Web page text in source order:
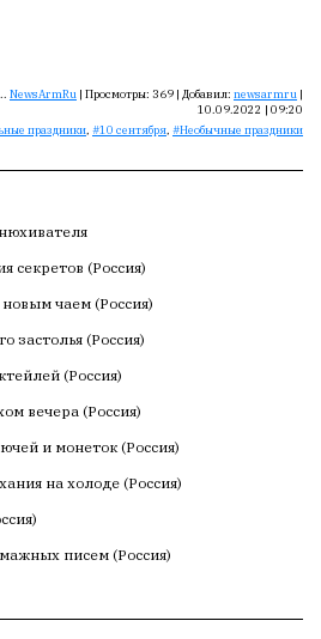
NewsArmRu | Просмотры: 369 | Добавил: newsarmru |
10.09.2022 | 09:20
праздники, 10 сентября, Необычные праздники
секретов (Россия)
чаем (Россия)
застолья (Россия)
(Россия)
вечера (Россия)
и монеток (Россия)
на холоде (Россия)
писем (Россия)